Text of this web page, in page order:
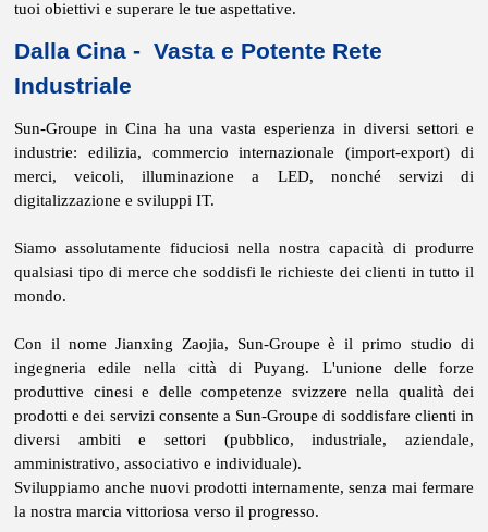
tuoi obiettivi e superare le tue aspettative.
Dalla Cina - Vasta e Potente Rete
Industriale
Sun-Groupe in Cina ha una vasta esperienza in diversi settori e
industrie: edilizia, commercio internazionale (import-export) di
merci, veicoli, illuminazione a LED, nonché servizi di
digitalizzazione e sviluppi IT.
Siamo assolutamente fiduciosi nella nostra capacità di produrre
qualsiasi tipo di merce che soddisfi le richieste dei clienti in tutto il
mondo.
Con il nome Jianxing Zaojia, Sun-Groupe è il primo studio di
ingegneria edile nella città di Puyang. L'unione delle forze
produttive cinesi e delle competenze svizzere nella qualità dei
prodotti e dei servizi consente a Sun-Groupe di soddisfare clienti in
diversi ambiti e settori (pubblico, industriale, aziendale,
amministrativo, associativo e individuale).
Sviluppiamo anche nuovi prodotti internamente, senza mai fermare
la nostra marcia vittoriosa verso il progresso.